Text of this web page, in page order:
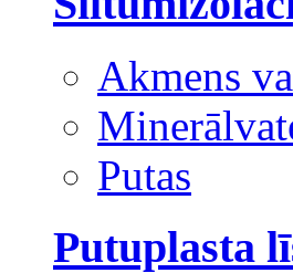
Akmens
Putas
Putuplasta